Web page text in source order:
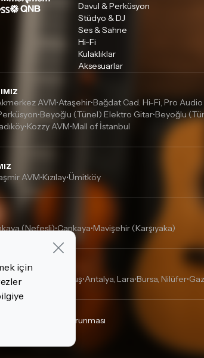
Davul & Perküsyon
Stüdyo & DJ
Ses & Sahne
Hi-Fi
Kulaklıklar
Aksesuarlar
AVM•Ataşehir•Bağdat Cad. Hi-Fi, Pro
•Beyoğlu (Tünel) Elektro Gitar•Beyoğlu
•Kozzy AVM•Mall of İstanbul
AVM•Kızılay•Ümitköy
(Nefesli)•Çankaya•Mavişehir (Karşıyaka)
Özal• Adana, Kurtuluş•Antalya, Lara•Bursa, Nilüfer•
Kişisel Verilerin Korunması
için